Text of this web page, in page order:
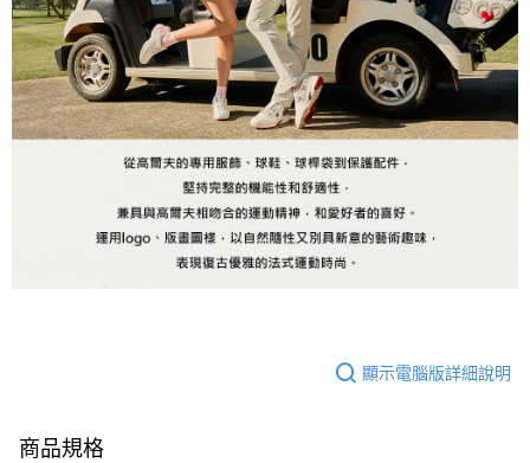
顯示電腦版詳細說明
商品規格